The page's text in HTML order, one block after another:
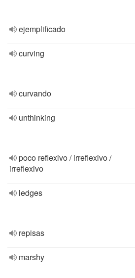
ejemplificado
curving
curvando
unthinking
poco reflexivo / irreflexivo /
irreflexivo
ledges
repisas
marshy